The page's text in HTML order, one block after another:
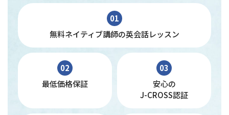
01
無料ネイティブ講師の英会話レッスン
02
最低価格保証
03
安心の
J-CROSS認証